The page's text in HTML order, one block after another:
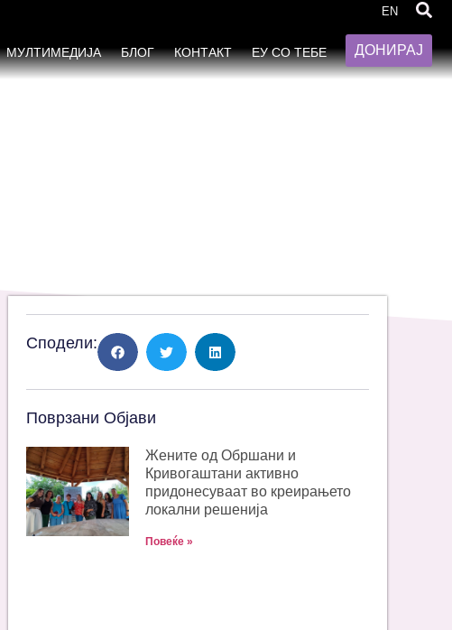
EN
МУЛТИМЕДИЈА БЛОГ КОНТАКТ ЕУ СО ТЕБЕ ДОНИРАЈ
Сподели:
Поврзани Објави
Жените од Обршани и
Кривогаштани активно
придонесуваат во креирањето
локални решенија
Повеќе »